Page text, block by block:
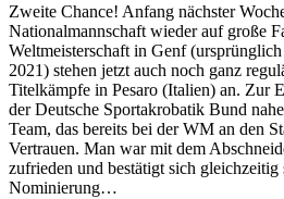
Zweite Chance! Anfang nächster
Nationalmannschaft wieder auf große
Weltmeisterschaft in Genf
2021) stehen jetzt auch noch ganz
Titelkämpfe in Pesaro (Italien) an. Zur
der Deutsche Sportakrobatik Bund
Team, das bereits bei der WM an den
Vertrauen. Man war mit dem
zufrieden und bestätigt sich gleichzeitig
Nominierung…